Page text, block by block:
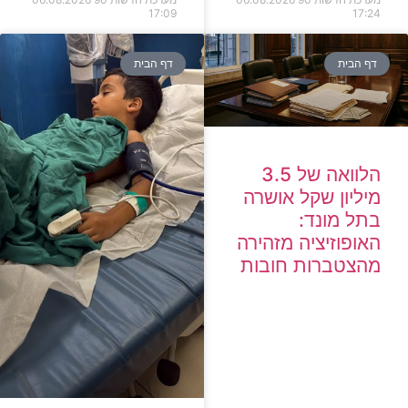
הבית
הלוואה של 3.5
שקל אושרה
מונד:
מזהירה
חובות
דף הבית